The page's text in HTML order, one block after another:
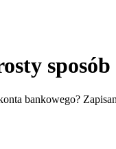
sposób
bankowego?